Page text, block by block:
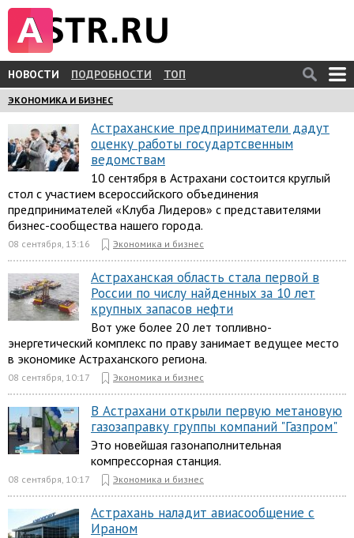
НОВОСТИ ПОДРОБНОСТИ ТОП
ЭКОНОМИКА И БИЗНЕС
Астраханские предприниматели дадут
оценку работы государтсвенным
ведомствам
10 сентября в Астрахани состоится круглый
стол с участием всероссийского объединения
предпринимателей «Клуба Лидеров» с представителями
бизнес-сообщества нашего города.
08 сентября, 13:16 Экономика и бизнес
Астраханская область стала первой в
России по числу найденных за 10 лет
крупных запасов нефти
Вот уже более 20 лет топливно-
энергетический комплекс по праву занимает ведущее место
в экономике Астраханского региона.
08 сентября, 10:17 Экономика и бизнес
В Астрахани открыли первую метановую
газозаправку группы компаний "Газпром"
Это новейшая газонаполнительная
компрессорная станция.
08 сентября, 10:17 Экономика и бизнес
Астрахань наладит авиасообщение с
Ираном